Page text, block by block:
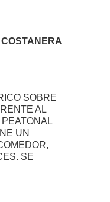
SOBRE
AL
UN
SE